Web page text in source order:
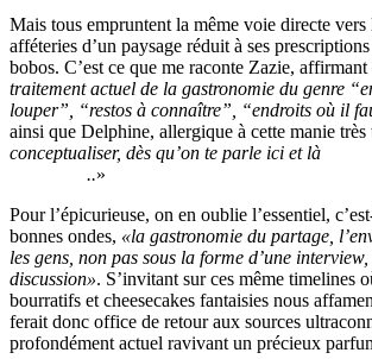
Mais tous empruntent la même voie directe vers
afféteries d’un paysage réduit à ses
bobos. C’est ce que me raconte Zazie, affirmant
traitement actuel de la gastronomie du genre
louper”, “restos à connaître”, “endroits où il
ainsi que Delphine, allergique à cette manie très
conceptualiser, dès qu’on te parle ici et là
..»
Pour l’épicurieuse, on en oublie l’essentiel,
bonnes ondes, «la gastronomie du partage,
les gens, non pas sous la forme d’une interview,
discussion». S’invitant sur ces même timelines
bourratifs et cheesecakes fantaisies nous
ferait donc office de retour aux sources
profondément actuel ravivant un précieux